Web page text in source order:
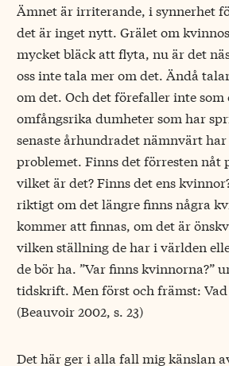
Ämnet är irriterande, i synnerhet
det är inget nytt. Grälet om
mycket bläck att flyta, nu är det
oss inte tala mer om det. Ändå
om det. Och det förefaller inte som
omfångsrika dumheter som har
senaste århundradet nämnvärt
problemet. Finns det förresten nåt
vilket är det? Finns det ens
riktigt om det längre finns några
kommer att finnas, om det är
vilken ställning de har i världen
de bör ha. ”Var finns kvinnorna?”
tidskrift. Men först och främst:
(Beauvoir 2002, s. 23)
Det här ger i alla fall mig känslan